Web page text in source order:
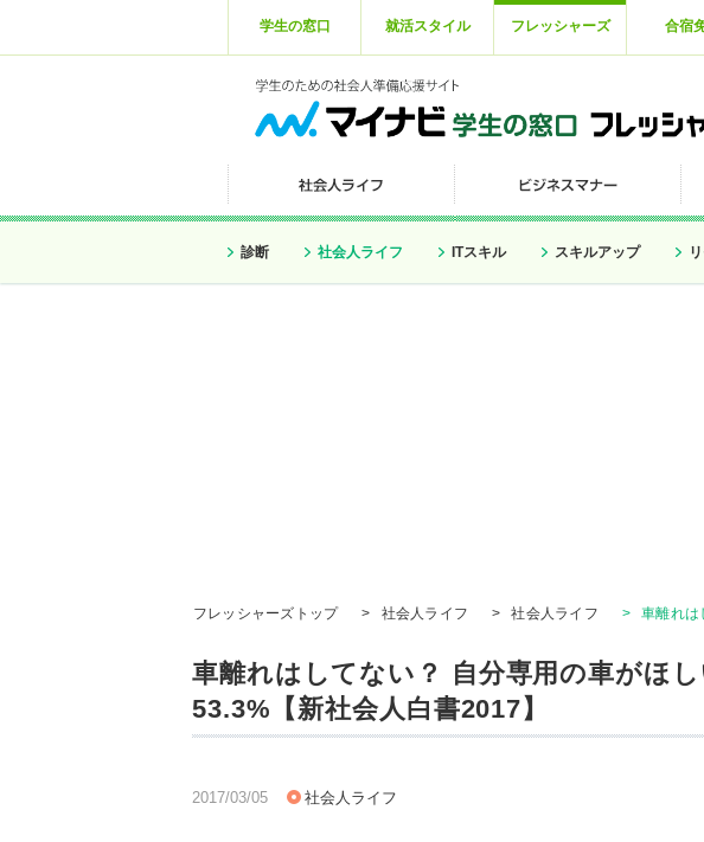
学生の窓口 就活スタイル フレッシャーズ 合宿
診断 社会人ライフ ITスキル スキルアップ
フレッシャーズトップ > 社会人ライフ > 社会人ライフ > 車離れは
車離れはしてない？ 自分専用の車がほ
53.3%【新社会人白書2017】
2017/03/05 社会人ライフ